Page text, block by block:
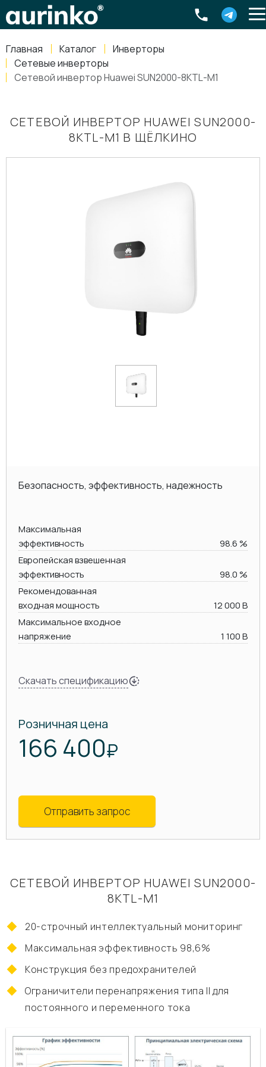
Главная Каталог
Инверторы
Сетевые инверторы
Сетевой инвертор Huawei SUN2000-8KTL-M1
СЕТЕВОЙ ИНВЕРТОР HUAWEI SUN2000-
8KTL-M1 В ЩЁЛКИНО
Безопасность, эффективность, надежность
Максимальная
эффективность
98.6 %
Европейская взвешенная
эффективность
98.0 %
Рекомендованная
входная мощность
12 000 В
Максимальное входное
напряжение
1 100 В
Скачать спецификацию
Розничная цена
166 400₽
Отправить запрос
СЕТЕВОЙ ИНВЕРТОР HUAWEI SUN2000-
8KTL-M1
20-строчный интеллектуальный мониторинг
Максимальная эффективность 98,6%
Конструкция без предохранителей
Ограничители перенапряжения типа II для
постоянного и переменного тока
Россия, Свердловская область Екатеринбург ,
8-800-770-79-40